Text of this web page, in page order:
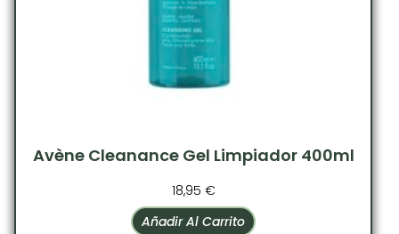
Avène Cleanance Gel Limpiador 400ml
18,95 €
Añadir Al Carrito